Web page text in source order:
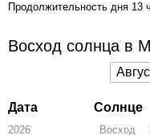
Продолжительность дня 13
Восход солнца в
Дата Солнце
2026 Восход